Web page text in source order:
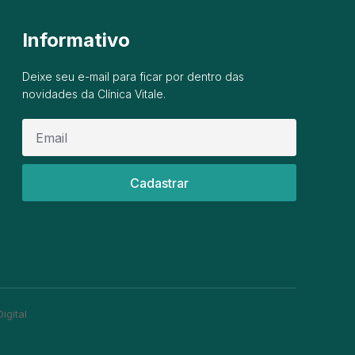
Informativo
Deixe seu e-mail para ficar por dentro das
novidades da Clínica Vitale.
Cadastrar